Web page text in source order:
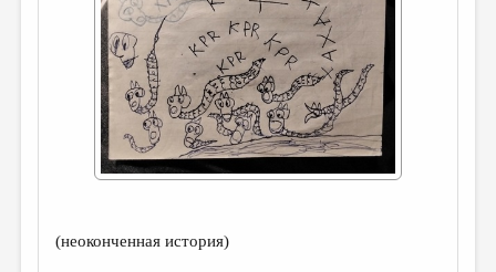
ПЕРЕВОДЫ
КОНКУРСЫ
ДЕТСКАЯ КОМНАТА
КНИЖНАЯ ПОЛКА
ОБЗОР ЛИТЕРАТУРЫ
ОБЪЯВЛЕНИЯ
(неоконченная история)